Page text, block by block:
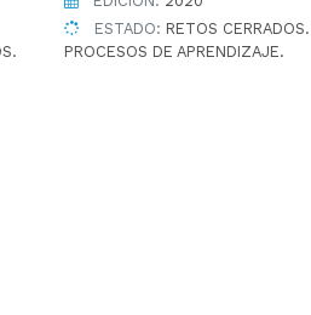
ESTADO: RETOS CERRADOS.
PROCESOS DE APRENDIZAJE.